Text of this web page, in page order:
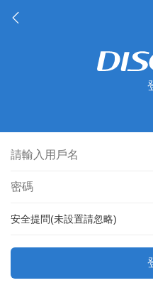
安全提問(未設置請忽略)